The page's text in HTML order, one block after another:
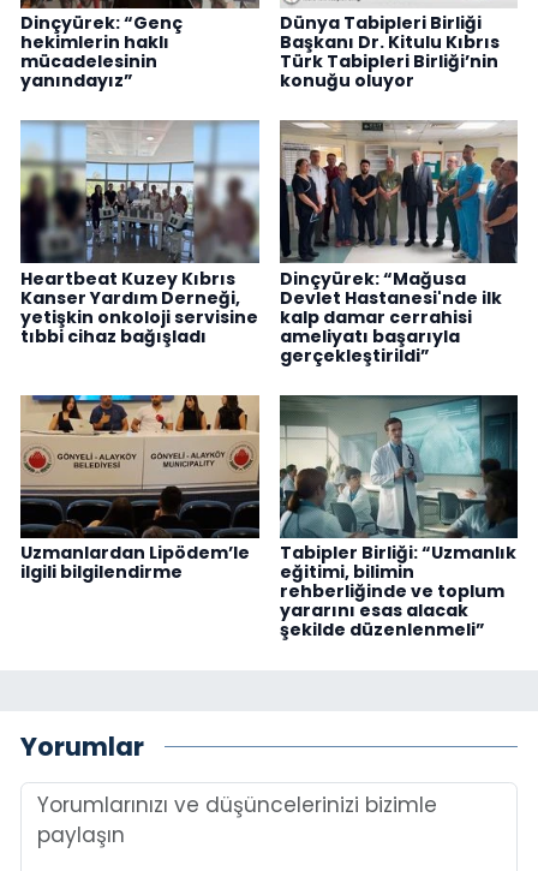
Dinçyürek: “Genç
hekimlerin haklı
mücadelesinin
yanındayız”
Dünya Tabipleri Birliği
Başkanı Dr. Kitulu Kıbrıs
Türk Tabipleri Birliği’nin
konuğu oluyor
Heartbeat Kuzey Kıbrıs
Kanser Yardım Derneği,
yetişkin onkoloji servisine
tıbbi cihaz bağışladı
Dinçyürek: “Mağusa
Devlet Hastanesi'nde ilk
kalp damar cerrahisi
ameliyatı başarıyla
gerçekleştirildi”
Uzmanlardan Lipödem’le
ilgili bilgilendirme
Tabipler Birliği: “Uzmanlık
eğitimi, bilimin
rehberliğinde ve toplum
yararını esas alacak
şekilde düzenlenmeli”
Yorumlar